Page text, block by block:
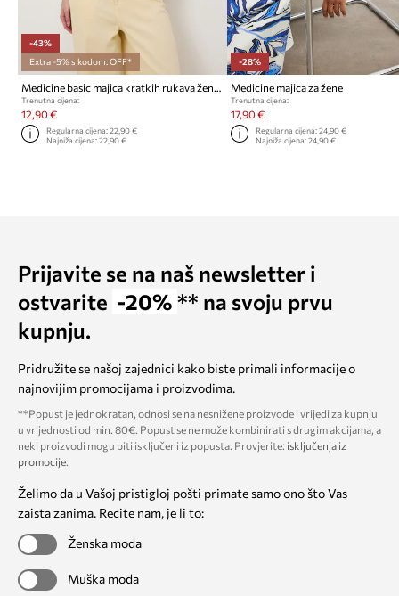
-43%
Extra -5% s kodom: OFF*
Medicine basic majica kratkih rukava ženska modalna
Trenutna cijena:
12,90 €
Regularna cijena:22,90 €
Najniža cijena:22,90 €
-28%
Medicine majica za žene
Trenutna cijena:
17,90 €
Regularna cijena: 24,90 €
Najniža cijena: 24,90 €
Prijavite se na naš newsletter i
ostvarite -20% ** na svoju prvu
kupnju.
Pridružite se našoj zajednici kako biste primali informacije o
najnovijim promocijama i proizvodima.
**Popust je jednokratan, odnosi se na nesnižene proizvode i vrijedi za kupnju
u vrijednosti od min. 80€. Popust se ne može kombinirati s drugim akcijama, a
neki proizvodi mogu biti isključeni iz popusta. Provjerite: isključenja iz
promocije.
Želimo da u Vašoj pristigloj pošti primate samo ono što Vas
zaista zanima. Recite nam, je li to:
Ženska moda
Muška moda